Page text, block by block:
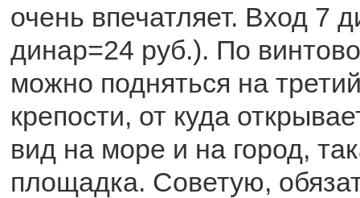
очень впечатляет. Вход 7
динар=24 руб.). По
можно подняться на
крепости, от куда
вид на море и на город,
площадка. Советую,